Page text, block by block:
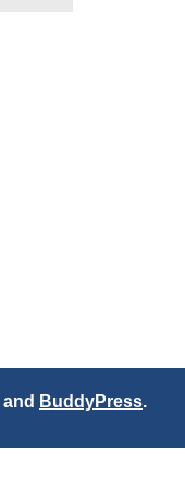
and BuddyPress.